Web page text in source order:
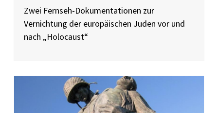
Zwei Fernseh-Dokumentationen zur
Vernichtung der europäischen Juden vor und
nach „Holocaust“